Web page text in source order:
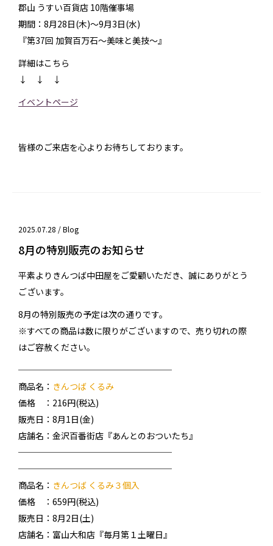
郡山 うすい百貨店 10階催事場
期間：8月28日(木)～9月3日(水)
『第37回 加賀百万石～美味と美技～』
詳細はこちら
↓ ↓ ↓
イベントページ
皆様のご来店を心よりお待ちしております。
2025.07.28 /Blog
8月の特別販売のお知らせ
平素よりきんつば中田屋をご愛顧いただき、誠にありがとう
ございます。
8月の特別販売の予定は次の通りです。
※すべての商品は数に限りがございますので、売り切れの際
はご容赦ください。
──────────────────
商品名： きんつば くるみ
価格 ：216円(税込)
販売日：8月1日(金)
店舗名：金沢百番街店『あんとのおついたち』
──────────────────
──────────────────
商品名： きんつば くるみ３個入
価格 ：659円(税込)
販売日：8月2日(土)
店舗名：富山大和店『毎月第１土曜日』